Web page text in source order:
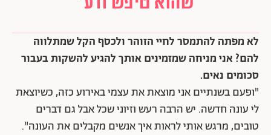
לא מפתה להתמסר לחיי הזוהר ולכסף הקל שמתלווה
להם? אני מניחה שמזמינים אותך להגיע להשקות בעבור
סכומים נאים.
"ופעם בשנתיים אני מוצאת את עצמי באירוע כזה, כשיוצאת
לי עונה חדשה. יש הרבה רעש וזיוני שכל אבל גם דברים
טובים, מרגש אותי לראות איך אנשים מקבלים את העונה".